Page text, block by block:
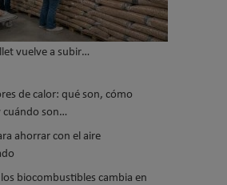
vuelve a subir…
de calor: qué son, cómo
cuándo son…
ahorrar con el aire
los biocombustibles cambia en